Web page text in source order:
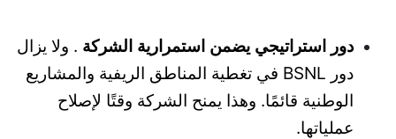
دور استراتيجي يضمن استمرارية الشركة . ولا يزال
دور BSNL في تغطية المناطق الريفية والمشاريع
الوطنية قائمًا. وهذا يمنح الشركة وقتًا لإصلاح
عملياتها.